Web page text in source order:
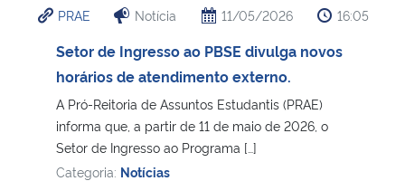
Ministério da Cidadania
Ministério de Minas e Energia
Ministério da Ciência, Tecnologia, Inovações e Comunicações
PRAE Notícia 11/05/2026 16:05
Setor de Ingresso ao PBSE divulga novos
horários de atendimento externo.
A Pró-Reitoria de Assuntos Estudantis (PRAE)
informa que, a partir de 11 de maio de 2026, o
Setor de Ingresso ao Programa […]
Categoria: Notícias